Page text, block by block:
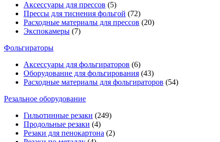
Аксессуары для прессов (5)
Прессы для тиснения фольгой (72)
Расходные материалы для прессов (20)
Экспокамеры (7)
Фольгираторы
Аксессуары для фольгираторов (6)
Оборудование для фольгирования (43)
Расходные материалы для фольгираторов (54)
Резальное оборудование
Гильотинные резаки (249)
Продольные резаки (4)
Резаки для пенокартона (2)